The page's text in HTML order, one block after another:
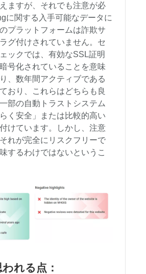
ますが、それでも注意が必
に関する入手可能なデータに
プラットフォームは詐欺サ
グ付けされていません。セ
ックでは、有効なSSL証明
号化されていることを意味
、数年間アクティブである
おり、これらはどちらも良
部の自動トラストシステム
く安全」または比較的高い
けています。しかし、注意
れが完全にリスクフリーで
するわけではないというこ
れる点：